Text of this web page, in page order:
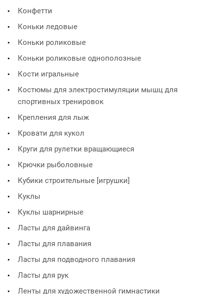
Конфетти
Коньки ледовые
Коньки роликовые
Коньки роликовые однополозные
Кости игральные
Костюмы для электростимуляции мышц для
спортивных тренировок
Крепления для лыж
Кровати для кукол
Круги для рулетки вращающиеся
Крючки рыболовные
Кубики строительные [игрушки]
Куклы
Куклы шарнирные
Ласты для дайвинга
Ласты для плавания
Ласты для подводного плавания
Ласты для рук
Ленты для художественной гимнастики